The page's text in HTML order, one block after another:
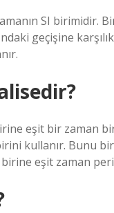
SI birimidir.
geçişine
eşit bir zaman
kullanır. Bunu
eşit zaman